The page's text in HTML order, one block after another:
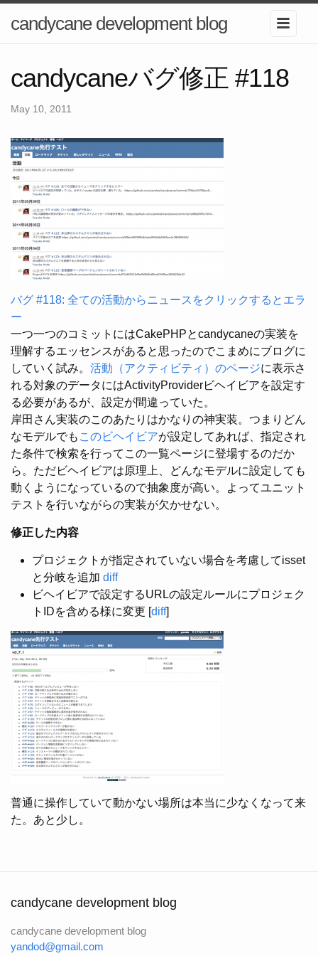
candycane development blog
candycaneバグ修正 #118
May 10, 2011
バグ #118: 全ての活動からニュースをクリックするとエラ
ー
一つ一つのコミットにはCakePHPとcandycaneの実装を
理解するエッセンスがあると思ったのでこまめにブログに
していく試み。 活動（アクティビティ）のページに表示さ
れる対象のデータにはActivityProviderビヘイビアを設定す
る必要があるが、設定が間違っていた。
岸田さん実装のこのあたりはかなりの神実装。つまりどん
なモデルでも このビヘイビアが設定してあれば、指定され
た条件で検索を行ってこの一覧ページに登場するのだか
ら。ただビヘイビアは原理上、どんなモデルに設定しても
動くようになっているので抽象度が高い。よってユニット
テストを行いながらの実装が欠かせない。
修正した内容
プロジェクトが指定されていない場合を考慮してisset
と分岐を追加 diff
ビヘイビアで設定するURLの設定ルールにプロジェク
トIDを含める様に変更 [diff]
普通に操作していて動かない場所は本当に少なくなって来
た。あと少し。
candycane development blog
candycane development blog
yandod@gmail.com